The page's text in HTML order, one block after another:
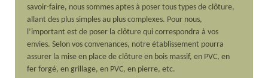
savoir-faire, nous sommes aptes à poser tous types de clôture,
allant des plus simples au plus complexes. Pour nous,
l’important est de poser la clôture qui correspondra à vos
envies. Selon vos convenances, notre établissement pourra
assurer la mise en place de clôture en bois massif, en PVC, en
fer forgé, en grillage, en PVC, en pierre, etc.